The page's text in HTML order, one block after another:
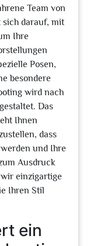
Team von
sich darauf, mit
Ihre
Posen,
besondere
wird nach
Das
Ihnen
dass
und Ihre
Ausdruck
einzigartige
Ihren Stil
ein